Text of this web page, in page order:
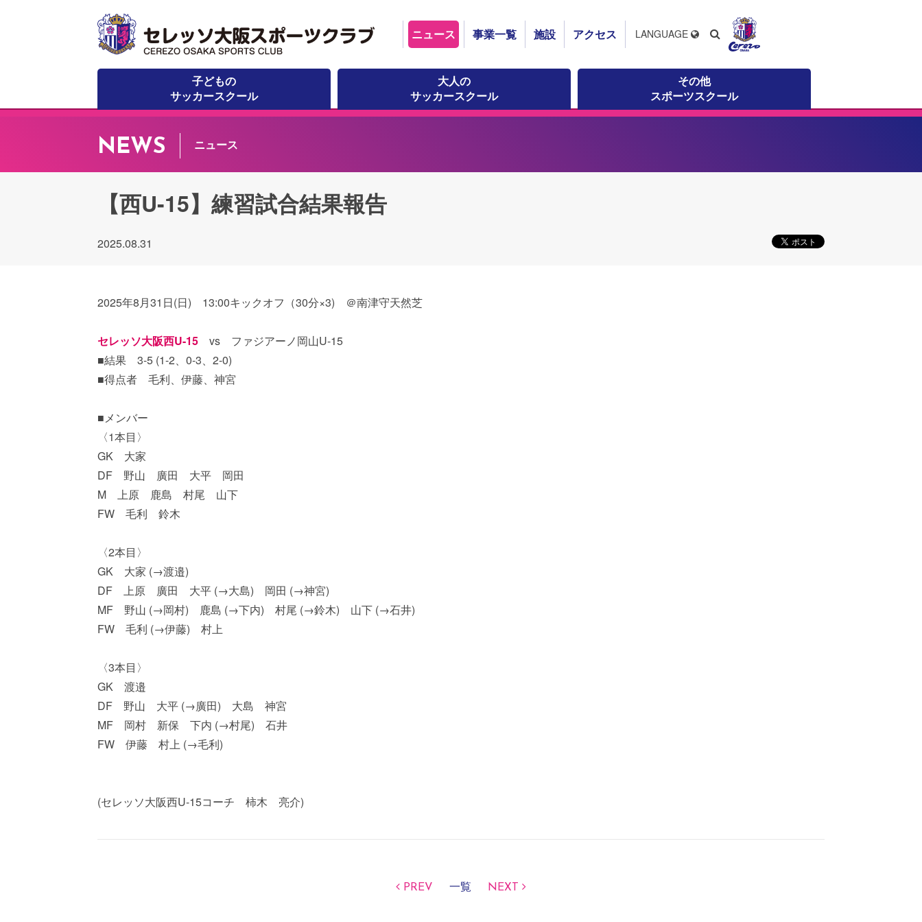
ニュース 事業一覧 施設 アクセス
子どもの
サッカースクール
大人の
サッカースクール
その他
スポーツスクール
LANGUAGE
NEWS ニュース
【西U-15】練習試合結果報告
2025.08.31
2025年8月31日(日) 13:00キックオフ（30分×3) ＠南津守天然芝
セレッソ大阪西U-15 vs ファジアーノ岡山U-15
■結果 3-5 (1-2、0-3、2-0)
■得点者 毛利、伊藤、神宮
■メンバー
〈1本目〉
GK 大家
DF 野山 廣田 大平 岡田
M 上原 鹿島 村尾 山下
FW 毛利 鈴木
〈2本目〉
GK 大家 (→渡邉)
DF 上原 廣田 大平 (→大島) 岡田 (→神宮)
MF 野山 (→岡村) 鹿島 (→下内) 村尾 (→鈴木) 山下 (→石井)
FW 毛利 (→伊藤) 村上
〈3本目〉
GK 渡邉
DF 野山 大平 (→廣田) 大島 神宮
MF 岡村 新保 下内 (→村尾) 石井
FW 伊藤 村上 (→毛利)
(セレッソ大阪西U-15コーチ 柿木 亮介)
PREV 一覧 NEXT